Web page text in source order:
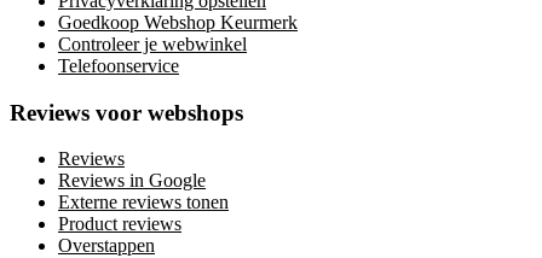
Goedkoop Webshop Keurmerk
Controleer je webwinkel
Telefoonservice
Reviews voor webshops
Reviews
Reviews in Google
Externe reviews tonen
Product reviews
Overstappen